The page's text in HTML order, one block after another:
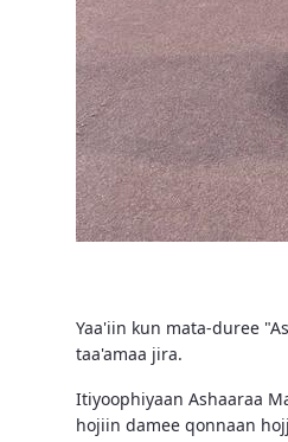
Yaa'iin kun mata-duree
taa'amaa jira.
Itiyoophiyaan Ashaaraa
hojiin damee qonnaan